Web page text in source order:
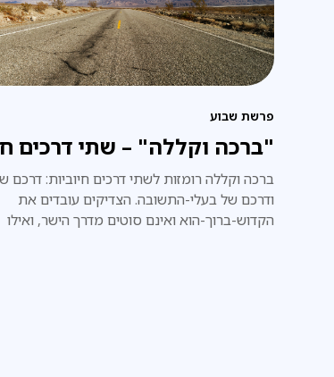
פרשת שבוע
"ברכה וקללה" – שתי דרכים
ברכה וקללה רומזות לשתי דרכים חיוביות: דרכם
ודרכם של בעלי-התשובה. הצדיקים עובדים את
הקדוש-ברוך-הוא ואינם סוטים מדרך הישר, ואילו